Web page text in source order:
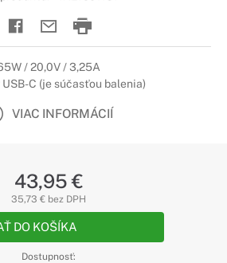
/ 20,0V / 3,25A
C (je súčasťou balenia)
VIAC INFORMÁCIÍ
43,95 €
35,73 € bez DPH
DO KOŠÍKA
Dostupnosť: